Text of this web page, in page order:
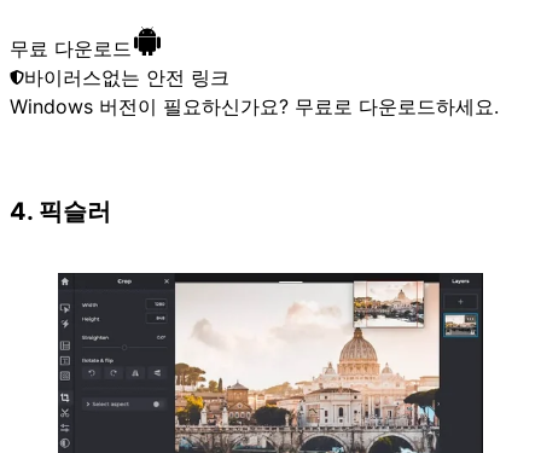
무료 다운로드
바이러스없는 안전 링크
Windows 버전이 필요하신가요? 무료로 다운로드하세요.
4. 픽슬러